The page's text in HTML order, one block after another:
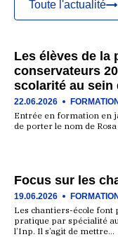
Toute l'actualité
Les élèves de la
conservateurs
scolarité au sein
22.06.2026 FORMATION
Entrée en formation en
de porter le nom de
Focus sur les
19.06.2026 FORMATION
Les chantiers-école font
pratique par spécialité
l’Inp. Il s’agit de mettre…